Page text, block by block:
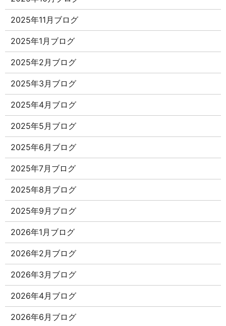
2025年11月ブログ
2025年1月ブログ
2025年2月ブログ
2025年3月ブログ
2025年4月ブログ
2025年5月ブログ
2025年6月ブログ
2025年7月ブログ
2025年8月ブログ
2025年9月ブログ
2026年1月ブログ
2026年2月ブログ
2026年3月ブログ
2026年4月ブログ
2026年6月ブログ